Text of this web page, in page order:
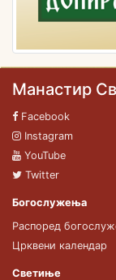
Манастир
Facebook
Instagram
YouTube
Twitter
Богослужења
Распоред
Црквени календар
Светиње